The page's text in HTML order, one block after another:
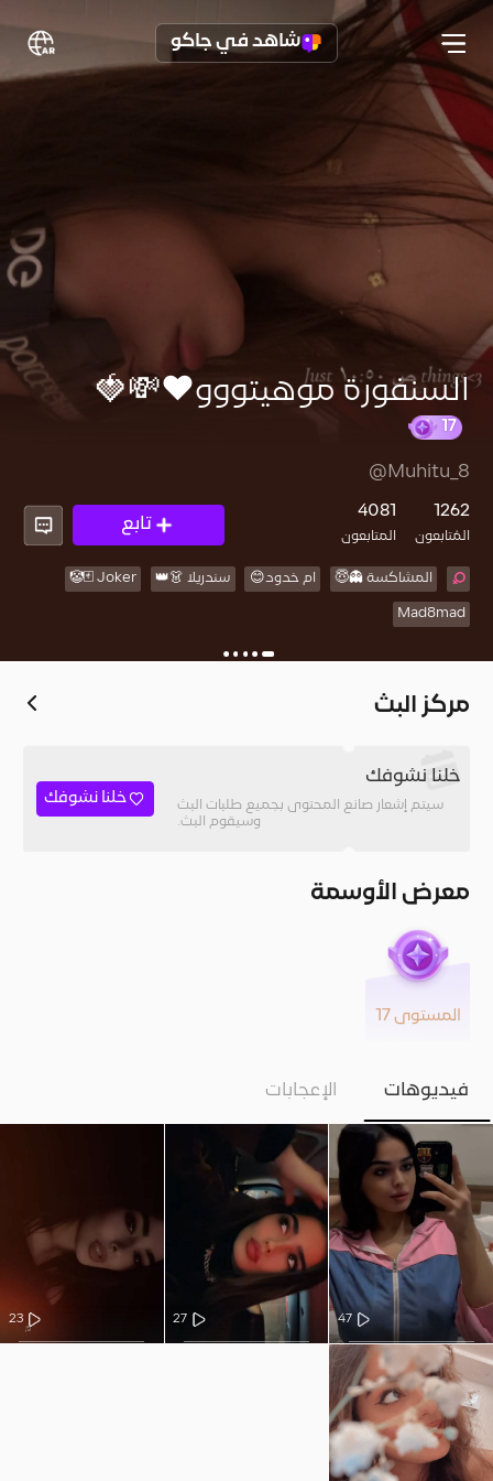
شاهد في جاكو
السنفورة موهيتووو❤️💸🍓
@Muhitu_8
1262
المُتابعون
4081
المتابعون
تابع
المشاكسة 👻😇 ام خدود😊 سندريلا 👗👑 Joker 🃏🤡
Mad8mad
مركز البث
خلنا نشوفك
سيتم إشعار صانع المحتوى بجميع طلبات البث
وسيقوم البث.
خلنا نشوفك
معرض الأوسمة
المستوى 17
فيديوهات الإعجابات
47
27
23